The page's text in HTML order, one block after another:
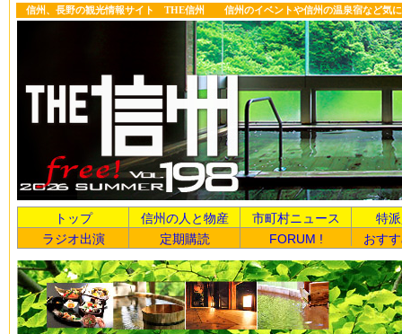
信州、長野の観光情報サイト THE信州 信州のイベントや信州の温泉宿など気に
トップ 信州の人と物産 市町村ニュース
特
ラジオ出演
定期購読 FORUM ! おす